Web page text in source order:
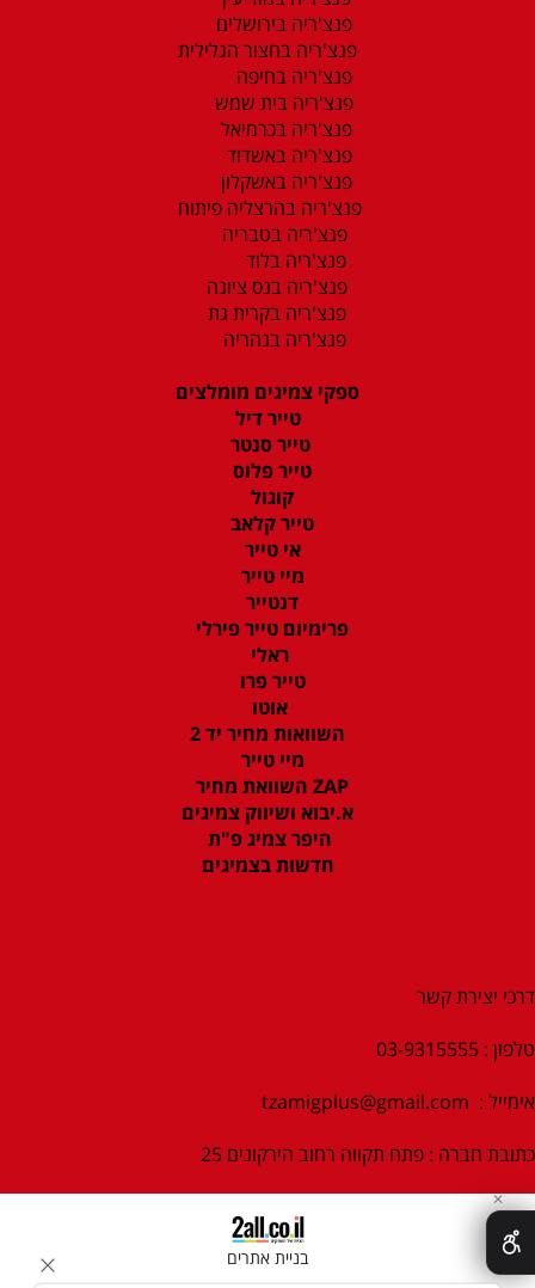
פנצ'ריה בירושלים
פנצ'ריה בחצור הגלילית
פנצ'ריה בחיפה
פנצ'ריה בית שמש
פנצ'ריה בכרמיאל
פנצ'ריה באשדוד
פנצ'ריה באשקלון
פנצ'ריה בהרצליה פיתוח
פנצ'ריה בטבריה
פנצ'ריה בלוד
פנצ'ריה בנס ציונה
פנצ'ריה בקרית גת
פנצ'ריה בנהריה
ספקי צמיגים מומלצים
טייר דיל
טייר סנטר
טייר פלוס
קוגול
טייר קלאב
אי טייר
מיי טייר
דנטייר
פרימיום טייר פירלי
ראלי
טייר פרו
אוטו
השוואות מחיר יד 2
מיי טייר
ZAP השוואת מחיר
א.יבוא ושיווק צמיגים
היפר צמיג פ"ת
חדשות בצמיגים
דרכי יצירת קשר
טלפון : 03-9315555
אימייל : tzamigplus@gmail.com
כתובת חברה : פתח תקווה רחוב הירקונים 25
בניית אתרים
✕